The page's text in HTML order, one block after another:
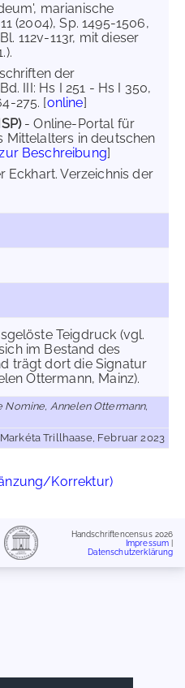
marianische
(2004), Sp. 1495-1506,
112v-113r, mit dieser
der
III: Hs I 251 - Hs I 350,
275. [online]
- Online-Portal für
Mittelalters in deutschen
Beschreibung]
Eckhart. Verzeichnis der
Teigdruck (vgl.
im Bestand des
trägt dort die Signatur
Ottermann, Mainz).
Nomine, Annelen Ottermann,
Markéta Trillhaase, Februar 2023
Korrektur)
Handschriftencensus 2026
Impressum
Datenschutzerklärung